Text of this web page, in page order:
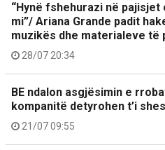
“Hynë fshehurazi në
mi”/ Ariana Grande padit
muzikës dhe materialeve të
28/07 20:34
BE ndalon asgjësimin e
kompanitë detyrohen t’i
21/07 09:55